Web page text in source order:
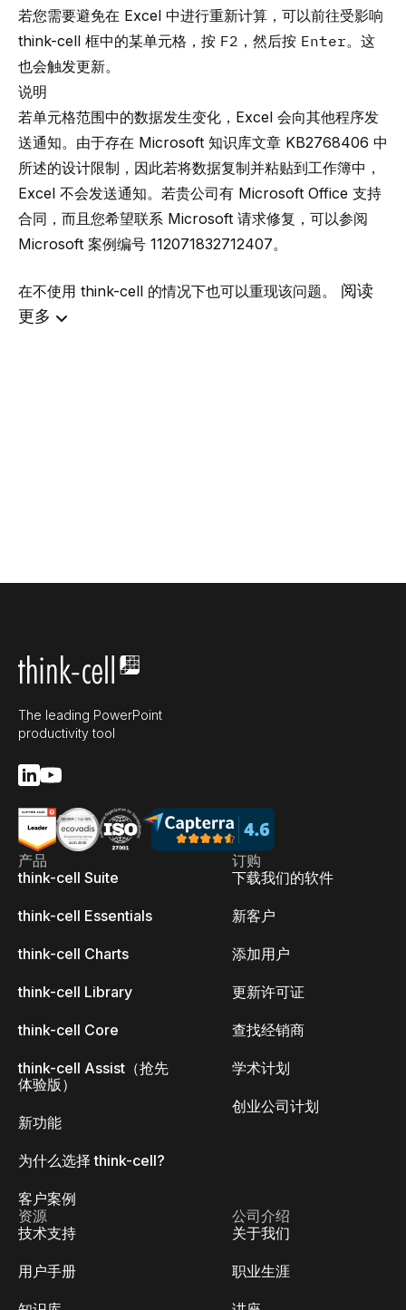
若您需要避免在 Excel 中进行重新计算，可以前往受影响
think-cell 框中的某单元格，按 F2 ，然后按 Enter。这
也会触发更新。
说明
若单元格范围中的数据发生变化，Excel 会向其他程序发
送通知。由于存在 Microsoft 知识库文章 KB2768406 中
所述的设计限制，因此若将数据复制并粘贴到工作簿中，
Excel 不会发送通知。若贵公司有 Microsoft Office 支持
合同，而且您希望联系 Microsoft 请求修复，可以参阅
Microsoft 案例编号 112071832712407。
在不使用 think-cell 的情况下也可以重现该问题。 阅读
更多
The leading PowerPoint
productivity tool
产品
think-cell Suite
think-cell Essentials
think-cell Charts
think-cell Library
think-cell Core
think-cell Assist（抢先
体验版）
新功能
为什么选择 think-cell?
客户案例
订购
下载我们的软件
新客户
添加用户
更新许可证
查找经销商
学术计划
创业公司计划
资源
技术支持
用户手册
公司介绍
关于我们
职业生涯